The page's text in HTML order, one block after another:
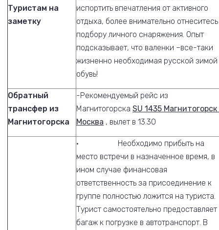
Туристам на
заметку
испортить впечатления от активного
отдыха, более внимательно
подбору личного снаряжения. Опыт
подсказывает, что валенки –все-таки
жизненно необходимая русской зимой
обувь!
Обратный
трансфер из
Магнитогорска
-Рекомендуемый рейс из
Магнитогорска SU 1435
Москва , вылет в 13.30
· Необходимо прибыть на
место встречи в назначенное время, в
ином случае финансовая
ответственность за присоединение к
группе полностью ложится на туриста.
Турист самостоятельно предоставляет
багаж к погрузке в автотранспорт. В